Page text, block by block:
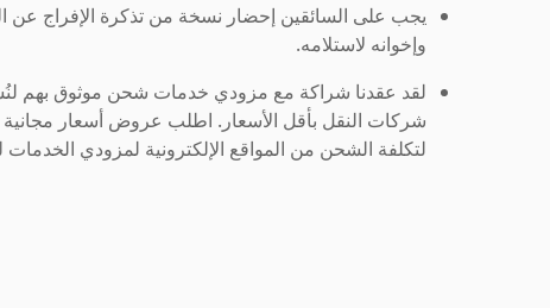
يجب على السائقين إحضار نسخة من تذكرة الإفراج
وإخوانه لاستلامه.
لقد عقدنا شراكة مع مزودي خدمات شحن موثوق بهم
شركات النقل بأقل الأسعار. اطلب عروض أسعار
لتكلفة الشحن من المواقع الإلكترونية لمزودي الخدمات